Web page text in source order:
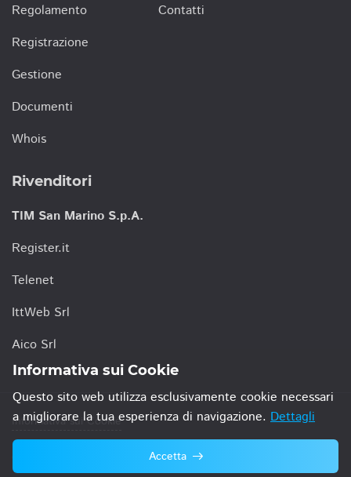
Regolamento
Registrazione
Gestione
Documenti
Whois
Contatti
Rivenditori
TIM San Marino S.p.A.
Register.it
Telenet
IttWeb Srl
Aico Srl
Informativa sui Cookie
© 2021 TIM San Marino S.p.A.
Informativa sui Cookie
Questo sito web utilizza esclusivamente cookie necessari
a migliorare la tua esperienza di navigazione. Dettagli
Accetta